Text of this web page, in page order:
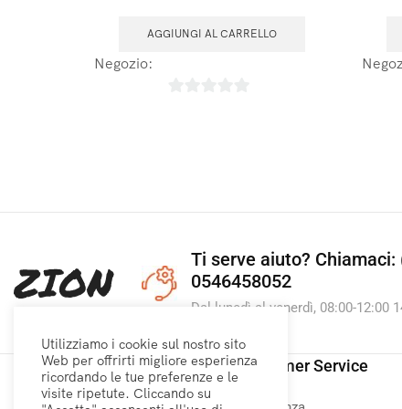
AGGIUNGI AL CARRELLO
Negozio:
Ti serve aiuto? Chiamaci:
0546458052
Dal lunedì al venerdì, 08:00-12:00
Link utili Customer Service
Utilizziamo i cookie sul nostro sito
Web per offrirti migliore esperienza
ricordando le tue preferenze e le
visite ripetute. Cliccando su